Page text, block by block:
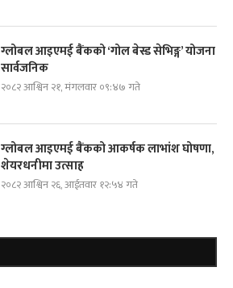
ग्लोबल आइएमई बैंकको ‘गोल बेस्ड सेभिङ्ग’ योजना
सार्वजनिक
२०८२ आश्विन २१, मंगलवार ०९:४७ गते
ग्लोबल आइएमई बैंकको आकर्षक लाभांश घोषणा,
शेयरधनीमा उत्साह
२०८२ आश्विन २६, आईतवार १२:५४ गते